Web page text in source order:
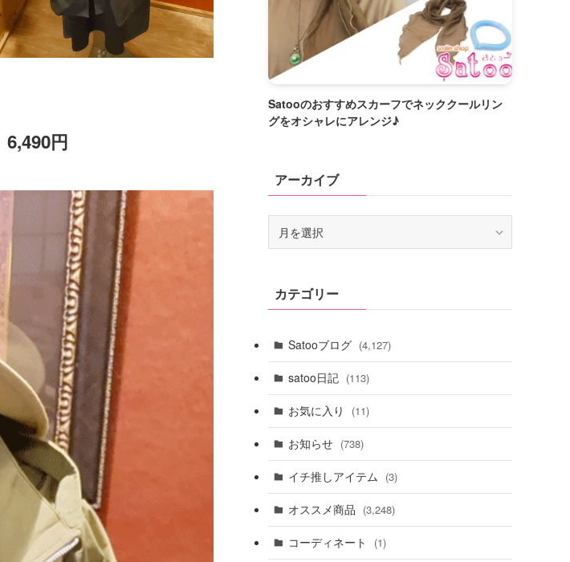
円
Satooのおすすめスカーフでネッククールリン
グをオシャレにアレンジ♪
アーカイブ
ブカテゴリー
Satooブログ (4,127)
satoo日記 (113)
お気に入り (11)
お知らせ (738)
イチ推しアイテム (3)
オススメ商品 (3,248)
コーディネート (1)